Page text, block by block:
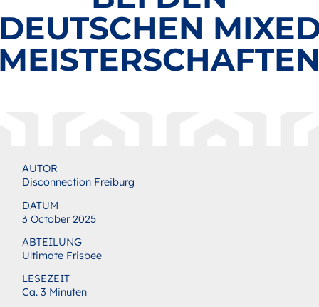
AUTOR
Disconnection Freiburg
DATUM
3 October 2025
ABTEILUNG
Ultimate Frisbee
LESEZEIT
Ca. 3 Minuten